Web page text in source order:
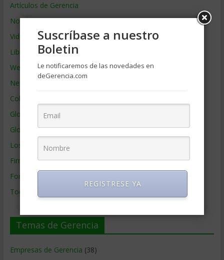
Artículos de Gerencia
Noticias de Gerencia
Videos de Gerencia
Libros de Gerencia
Webs de Gerencia
Negocios por País
Colaboradores de Gerencia
Glosario
Glosario Inglés – Español
Los mejores MBA
Firmas de Gerencia
Formación de Gerencia
Todos los Temas
Temas de Gerencia
Empresas de Gerencia (38)
Suscríbase a nuestro
Boletin
Le notificaremos de las novedades en
deGerencia.com
REGISTRESE YA